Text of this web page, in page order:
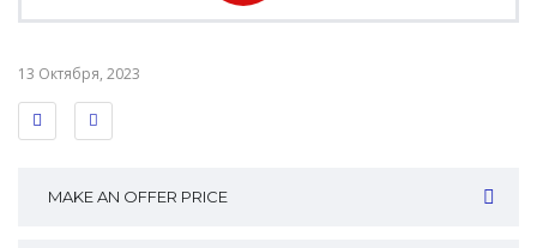
13 Октября, 2023
MAKE AN OFFER PRICE